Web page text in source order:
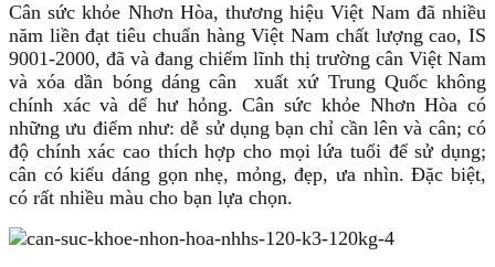
Cân sức khỏe Nhơn Hòa, thương hiệu Việt Nam đã nhiều
năm liền đạt tiêu chuẩn hàng Việt Nam chất lượng cao, IS
9001-2000, đã và đang chiếm lĩnh thị trường cân Việt Nam
và xóa dần bóng dáng cân xuất xứ Trung Quốc không
chính xác và dể hư hỏng. Cân sức khỏe Nhơn Hòa có
những ưu điểm như: dễ sử dụng bạn chỉ cần lên và cân; có
độ chính xác cao thích hợp cho mọi lứa tuổi để sử dụng;
cân có kiểu dáng gọn nhẹ, mỏng, đẹp, ưa nhìn. Đặc biệt,
có rất nhiều màu cho bạn lựa chọn.